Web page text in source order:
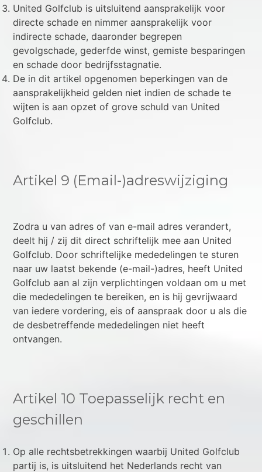
United Golfclub is uitsluitend aansprakelijk voor
directe schade en nimmer aansprakelijk voor
indirecte schade, daaronder begrepen
gevolgschade, gederfde winst, gemiste besparingen
en schade door bedrijfsstagnatie.
De in dit artikel opgenomen beperkingen van de
aansprakelijkheid gelden niet indien de schade te
wijten is aan opzet of grove schuld van United
Golfclub.
Artikel 9 (Email-)adreswijziging
Zodra u van adres of van e-mail adres verandert,
deelt hij / zij dit direct schriftelijk mee aan United
Golfclub. Door schriftelijke mededelingen te sturen
naar uw laatst bekende (e-mail-)adres, heeft United
Golfclub aan al zijn verplichtingen voldaan om u met
die mededelingen te bereiken, en is hij gevrijwaard
van iedere vordering, eis of aanspraak door u als die
de desbetreffende mededelingen niet heeft
ontvangen.
Artikel 10 Toepasselijk recht en
geschillen
Op alle rechtsbetrekkingen waarbij United Golfclub
partij is, is uitsluitend het Nederlands recht van